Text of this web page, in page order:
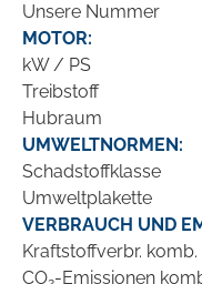
Unsere Nummer
MOTOR:
kW / PS
Treibstoff
Hubraum
UMWELTNORMEN:
Schadstoffklasse
Umweltplakette
VERBRAUCH UND
Kraftstoffverbr. komb.
CO -Emissionen